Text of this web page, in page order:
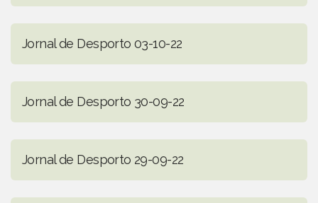
Jornal de Desporto 03-10-22
Jornal de Desporto 30-09-22
Jornal de Desporto 29-09-22